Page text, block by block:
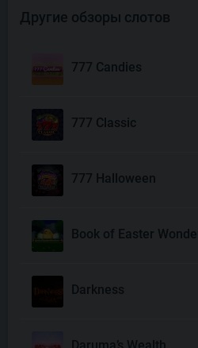
Другие обзоры слотов
777 Candies
777 Classic
777 Halloween
Book of Easter
Darkness